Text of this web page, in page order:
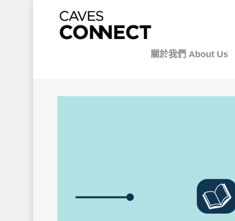
關於我們 About Us